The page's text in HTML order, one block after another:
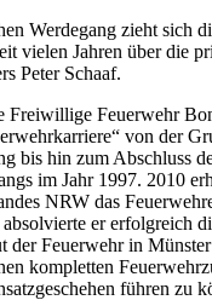
Werdegang zieht sich
vielen Jahren über die
Peter Schaaf.
Freiwillige Feuerwehr
von der
bis hin zum Abschluss
im Jahr 1997. 2010
NRW das
er erfolgreich
der Feuerwehr in
kompletten
führen zu